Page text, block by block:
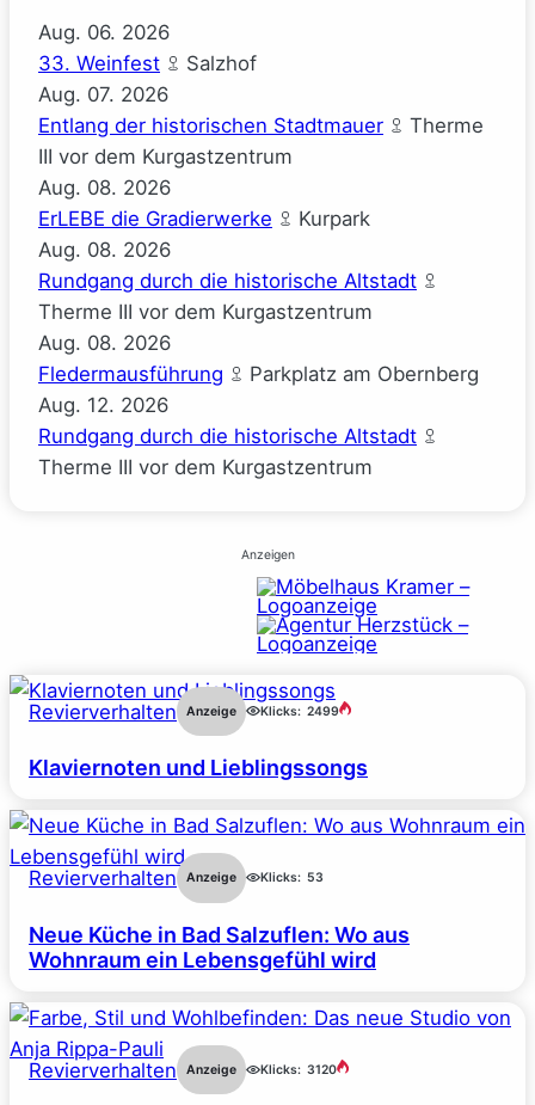
Aug. 06. 2026
33. Weinfest
Salzhof
Aug. 07. 2026
Entlang der historischen Stadtmauer
Therme
III vor dem Kurgastzentrum
Aug. 08. 2026
ErLEBE die Gradierwerke
Kurpark
Aug. 08. 2026
Rundgang durch die historische Altstadt
Therme III vor dem Kurgastzentrum
Aug. 08. 2026
Fledermausführung
Parkplatz am Obernberg
Aug. 12. 2026
Rundgang durch die historische Altstadt
Therme III vor dem Kurgastzentrum
Anzeigen
Revierverhalten Anzeige Klicks: 2499
Klaviernoten und Lieblingssongs
Revierverhalten Anzeige Klicks: 53
Neue Küche in Bad Salzuflen: Wo aus
Wohnraum ein Lebensgefühl wird
Revierverhalten Anzeige Klicks: 3120